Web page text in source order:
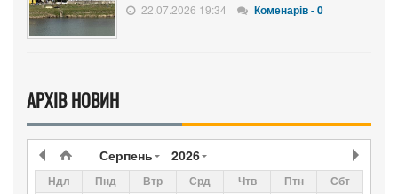
22.07.2026 19:34 Коменарів - 0
АРХІВ НОВИН
Серпень 2026
Ндл Пнд Втр Срд Чтв Птн Сбт